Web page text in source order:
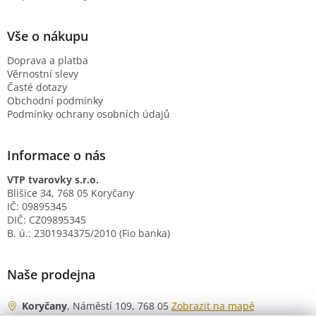
Vše o nákupu
Doprava a platba
Věrnostní slevy
Časté dotazy
Obchodní podmínky
Podmínky ochrany osobních údajů
Informace o nás
VTP tvarovky s.r.o.
Blišice 34, 768 05 Koryčany
IČ: 09895345
DIČ: CZ09895345
B. ú.: 2301934375/2010 (Fio banka)
Naše prodejna
Koryčany, Náměstí 109, 768 05 Zobrazit na mapě